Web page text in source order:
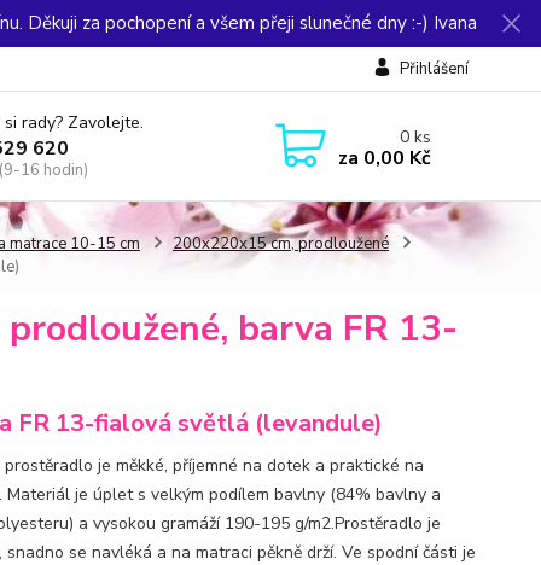
Děkuji za pochopení a všem přeji slunečné dny :-) Ivana
Přihlášení
rady? Zavolejte.
620
16 hodin)
0ks
za 0,00 Kč
matrace 10-15 cm
200x220x15 cm, prodloužené
barva FR 13-
FR 13-fialová světlá (levandule)
prostěradlo je měkké, příjemné na dotek a praktické na
Materiál je úplet s velkým podílem bavlny (84% bavlny a
a vysokou gramáží 190-195 g/m2.Prostěradlo je
snadno se navléká a na matraci pěkně drží. Ve spodní části je